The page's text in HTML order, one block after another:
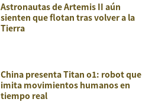
Astronautas de Artemis II aún
sienten que flotan tras volver a la
Tierra
China presenta Titan o1: robot que
imita movimientos humanos en
tiempo real